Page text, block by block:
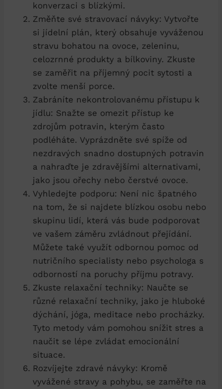
konverzaci s blízkými.
Změňte své stravovací návyky: Vytvořte
si jídelní plán, který obsahuje vyváženou
stravu bohatou na ovoce, zeleninu,
celozrnné produkty a bílkoviny. Zkuste
se zaměřit​ na příjemný pocit‌ sytosti a ​
zvolte menší porce.
Zabráníte nekontrolovanému ⁣přístupu k
jídlu: Snažte se omezit přístup ke
zdrojům⁤ potravin, kterým často‍
podléháte. Vyprázdněte své spíže‍ od‍
nezdravých snadno dostupných potravin
a nahraďte je zdravějšími alternativami,
jako jsou ořechy nebo čerstvé ovoce.
Vyhledejte podporu: ⁤Není nic špatného
na tom, že si najdete blízkou osobu nebo
skupinu lidí, která vás bude podporovat
ve vašem záměru zvládnout přejídání.
Můžete‍ také využít odbornou pomoc od
nutričního specialisty nebo psychologa s
odborností na‍ poruchy příjmu potravy.
Zkuste relaxační ⁣techniky: Naučte se
různé relaxační techniky, jako je hluboké
dýchání, jóga, meditace nebo procházky.
Tyto metody vám pomohou snížit stres a
naučit se lépe⁣ zvládat emocionální
situace.
Rozvíjejte zdravé návyky: Kromě
vyvážené ⁤stravy‍ a pohybu, se zaměřte na